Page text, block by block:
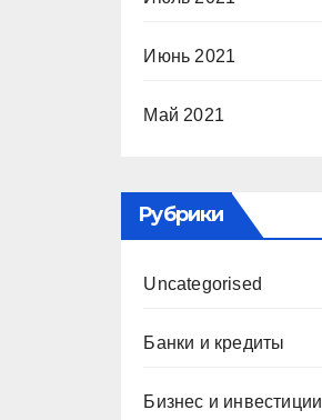
Июнь 2021
Май 2021
Рубрики
Uncategorised
Банки и кредиты
Бизнес и инвестиции